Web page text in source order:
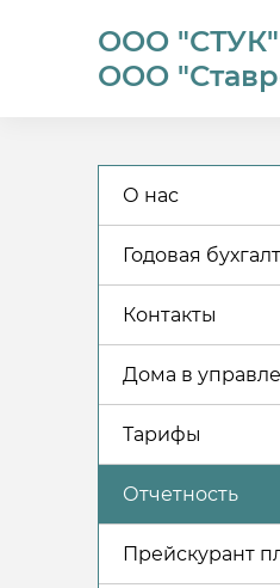
ООО "СТУК"
ООО
О нас
Годовая
Контакты
Дома в
Тарифы
Отчетность
Прейскурант